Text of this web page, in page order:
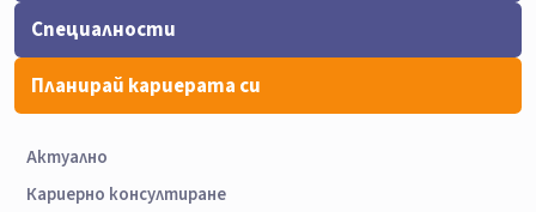
Специалности
Планирай кариерата си
Актуално
Кариерно консултиране